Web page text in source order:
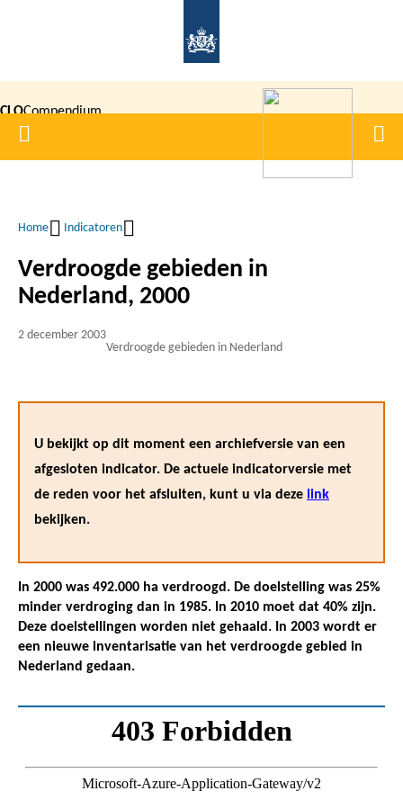
inhoud
gaan
CLOCompendium
voor de
Home
Kruimelpad
Home Indicatoren
Verdroogde gebieden in
Nederland, 2000
2 december 2003
Verdroogde gebieden in Nederland
U bekijkt op dit moment een archiefversie van een
afgesloten indicator. De actuele indicatorversie met
de reden voor het afsluiten, kunt u via deze link
bekijken.
In 2000 was 492.000 ha verdroogd. De doelstelling was 25%
minder verdroging dan in 1985. In 2010 moet dat 40% zijn.
Deze doelstellingen worden niet gehaald. In 2003 wordt er
een nieuwe inventarisatie van het verdroogde gebied in
Nederland gedaan.